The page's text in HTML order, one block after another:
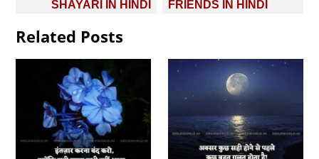
SHAYARI IN HINDI
FRIENDS IN HINDI
Related Posts